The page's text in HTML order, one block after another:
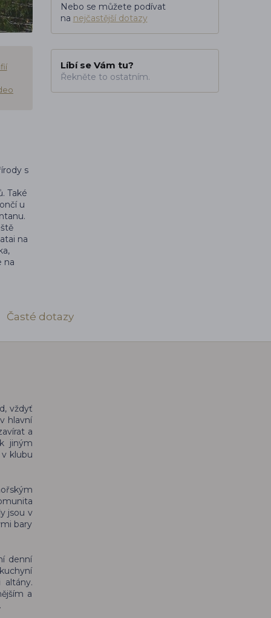
s
Také
u
na
na
Nebo se můžete podívat
na nejčastější dotazy
Líbí se Vám tu?
Řekněte to ostatním.
Časté dotazy
vždyť
hlavní
a
jiným
klubu
jsou v
bary
denní
a